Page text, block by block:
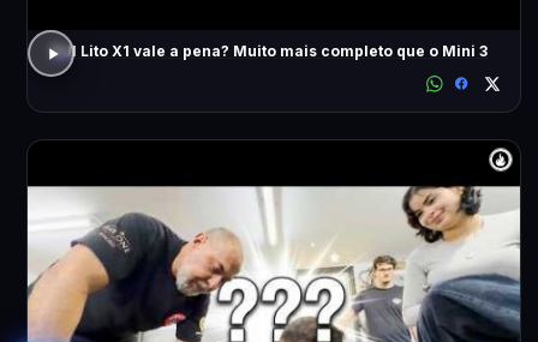
DJI Lito X1 vale a pena? Muito mais completo que o Mini 3